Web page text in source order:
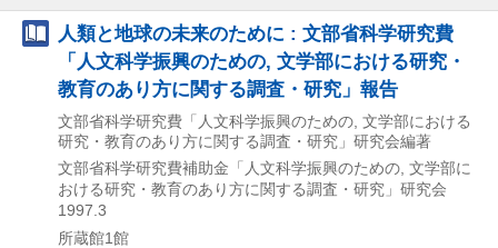
人類と地球の未来のために : 文部省科学研究費
「人文科学振興のための, 文学部における研究・
教育のあり方に関する調査・研究」報告
文部省科学研究費「人文科学振興のための, 文学部における
研究・教育のあり方に関する調査・研究」研究会編著
文部省科学研究費補助金「人文科学振興のための, 文学部に
おける研究・教育のあり方に関する調査・研究」研究会
1997.3
所蔵館1館